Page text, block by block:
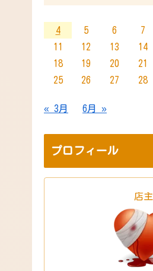
4
5 6 7
11
12 13 14
18
19 20 21
25
26 27 28
« 3月 6月 »
プロフィール
店主